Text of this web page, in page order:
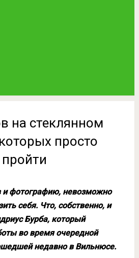
на стеклянном
просто
и фотографию, невозможно
себя. Что, собственно, и
Бурба, который
во время очередной
недавно в Вильнюсе.